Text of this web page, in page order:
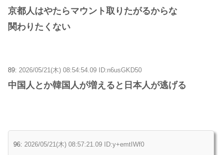
京都人はやたらマウント取りたがるからな
関わりたくない
89: 2026/05/21(木) 08:54:54.09 ID:n6usGKD50
中国人とか韓国人が増えると日本人が逃げる
96: 2026/05/21(木) 08:57:21.09 ID:y+emtIWf0